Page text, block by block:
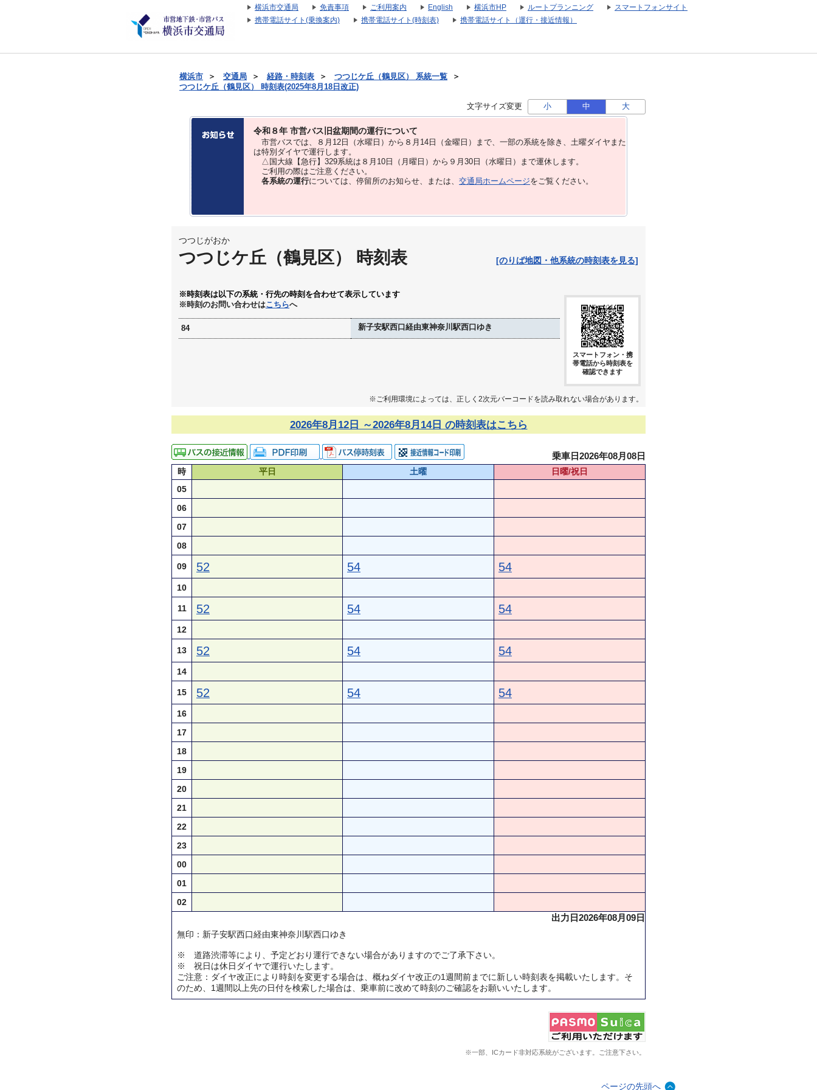
横浜市交通局 免責事項 ご利用案内 English 横浜市HP ルートプランニング
スマートフォンサイト
携帯電話サイト(乗換案内)
携帯電話サイト(時刻表) 携帯電話サイト（運行・接近情報）
横浜市 ＞ 交通局 ＞ 経路・時刻表 ＞ つつじケ丘（鶴見区） 系統一覧 ＞
つつじケ丘（鶴見区） 時刻表(2025年8月18日改正)
文字サイズ変更 小 中 大
令和８年 市営バス旧盆期間の運行について
市営バスでは、８⽉12⽇（水曜日）から８⽉14⽇（金曜日）まで、⼀部の系統を除き、⼟曜ダイヤまた
は特別ダイヤで運⾏します。
△国大線【急行】329系統は８月10日（月曜日）から９月30日（水曜日）まで運休します。
ご利用の際はご注意ください。
各系統の運行については、停留所のお知らせ、または、 交通局ホームページをご覧ください。
つつじがおか
つつじケ丘（鶴見区） 時刻表 [のりば地図・他系統の時刻表を見る]
※時刻表は以下の系統・行先の時刻を合わせて表示しています
※時刻のお問い合わせはこちらへ
84 新子安駅西口経由東神奈川駅西口ゆき
スマートフォン・携
帯電話から時刻表を
確認できます
※ご利用環境によっては、正しく2次元バーコードを読み取れない場合があります。
2026年8月12日 ～2026年8月14日 の時刻表はこちら
乗車日2026年08月08日
時 平日 土曜
日曜/祝日
05
06
07
08
09 52 54 54
10
11 52 54 54
12
13 52 54 54
14
15 52 54 54
16
17
18
19
20
21
22
23
00
01
02
出力日2026年08月09日
無印：新子安駅西口経由東神奈川駅西口ゆき
※ 道路渋滞等により、予定どおり運行できない場合がありますのでご了承下さい。
※ 祝日は休日ダイヤで運行いたします。
ご注意：ダイヤ改正により時刻を変更する場合は、概ねダイヤ改正の1週間前までに新しい時刻表を掲載いたします。そ
のため、1週間以上先の日付を検索した場合は、乗車前に改めて時刻のご確認をお願いいたします。
※一部、ICカード非対応系統がございます。ご注意下さい。
ページの先頭へ